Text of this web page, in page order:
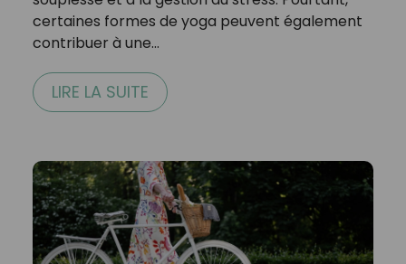
certaines formes de yoga peuvent également
contribuer à une…
LIRE LA SUITE